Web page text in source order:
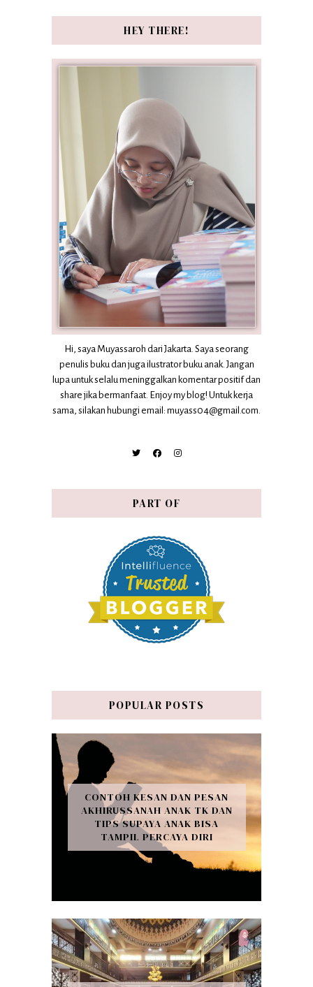
HEY THERE!
Hi, saya Muyassaroh dari Jakarta. Saya seorang
penulis buku dan juga ilustrator buku anak. Jangan
lupa untuk selalu meninggalkan komentar positif dan
share jika bermanfaat. Enjoy my blog! Untuk kerja
sama, silakan hubungi email: muyass04@gmail.com.
PART OF
POPULAR POSTS
CONTOH KESAN DAN PESAN
AKHIRUSSANAH ANAK TK DAN
TIPS SUPAYA ANAK BISA
TAMPIL PERCAYA DIRI